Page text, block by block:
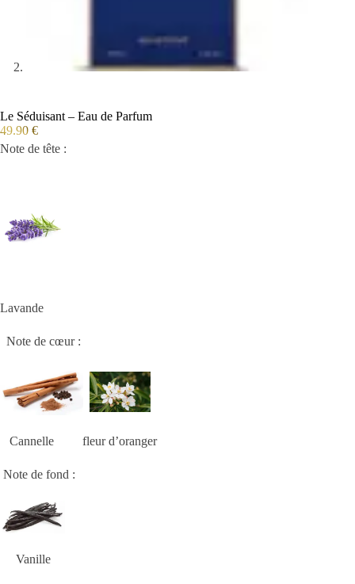
Le Séduisant – Eau de Parfum
49.90 €
Note de tête :
Lavande
Note de cœur :
Cannelle fleur d’oranger
Note de fond :
Vanille